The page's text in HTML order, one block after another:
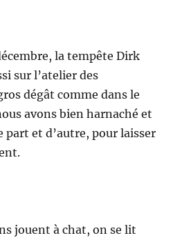
la tempête Dirk
sur l’atelier des
dégât comme dans le
avons bien harnaché et
part et d’autre, pour laisser
jouent à chat, on se lit